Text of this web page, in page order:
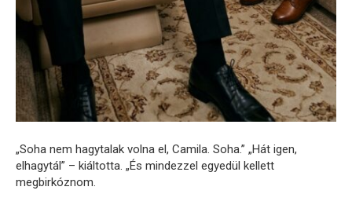
„Soha nem hagytalak volna el, Camila. Soha.” „Hát igen,
elhagytál” – kiáltotta. „És mindezzel egyedül kellett
megbirkóznom.